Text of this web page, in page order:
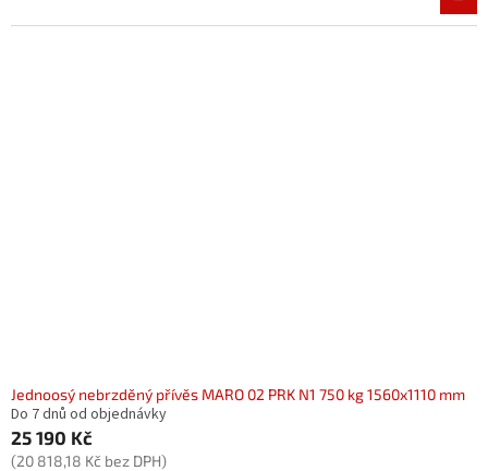
Jednoosý nebrzděný přívěs MARO 02 PRK N1 750 kg 1560x1110 mm
Do 7 dnů od objednávky
25 190 Kč
(20 818,18 Kč bez DPH)